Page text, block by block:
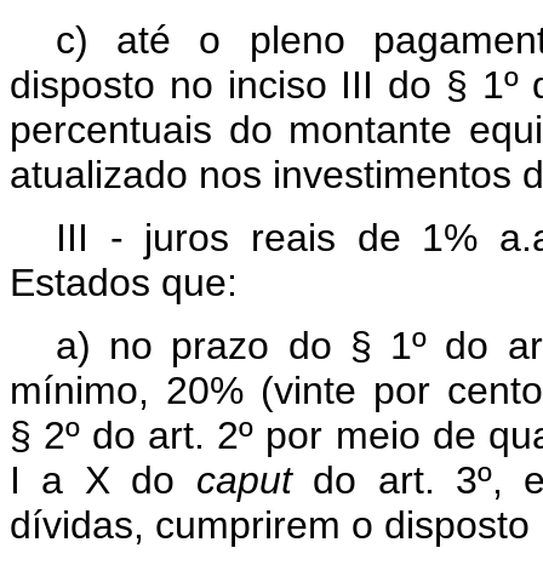
c) até o pleno
disposto no inciso III do § 1º
percentuais do montante
atualizado nos investimentos
III - juros reais de 1%
Estados que:
a) no prazo do § 1º do
mínimo, 20% (vinte por
§ 2º do art. 2º por meio de
I a X do caputdo art. 3º,
dívidas, cumprirem o